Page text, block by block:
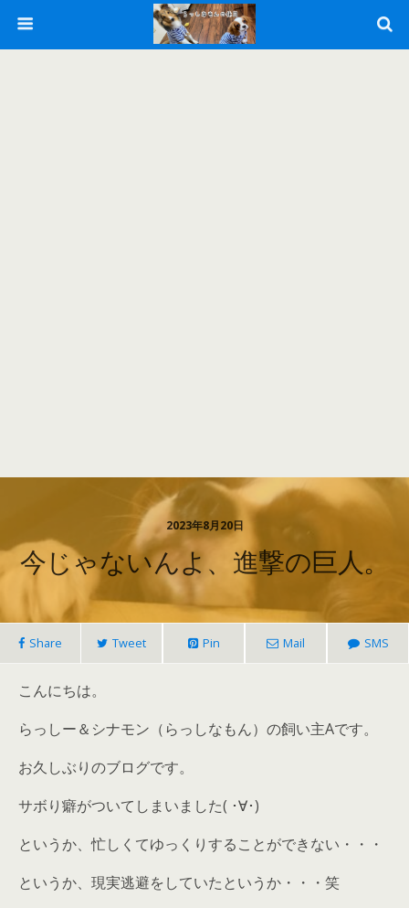
2023年8月20日
今じゃないんよ、進撃の巨人。
Share Tweet Pin Mail SMS
こんにちは。
らっしー＆シナモン（らっしなもん）の飼い主Aです。
お久しぶりのブログです。
サボり癖がついてしまいました( ･∀･)
というか、忙しくてゆっくりすることができない・・・
というか、現実逃避をしていたというか・・・笑